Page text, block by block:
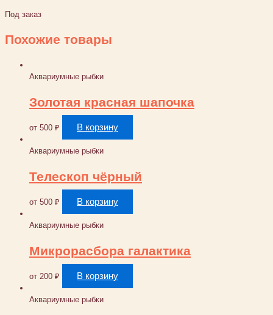
Под заказ
Похожие товары
Аквариумные рыбки
Золотая красная шапочка
от 500 ₽ В корзину
Аквариумные рыбки
Телескоп чёрный
от 500 ₽ В корзину
Аквариумные рыбки
Микрорасбора галактика
от 200 ₽ В корзину
Аквариумные рыбки